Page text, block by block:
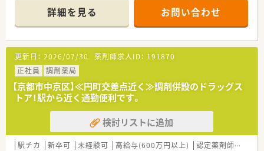
■研修制度は様々なプランがあり、集合研修だけでなく任意で受
講可能な研修も幅広く用意されています
■店舗で活躍する従業員、社外で活躍する従業員、将来経営幹部
となる従業員など、薬剤師として様々な活躍ができるフィールド
を用意されています
■総合薬剤師・調剤薬剤師（土日休み・19時までの勤務）どちらか
の働き方を選択できます
■調剤併設型だけでなく「医療モール・クリニック併設店舗」「敷
地内薬局」「訪問調剤特化型店舗」など様々な店舗を運営してい
ます
■在宅医療にも積極的取り組んでおり「訪問調剤特化型店舗」を
50店舗以上、無菌調剤室は業界最多の51店舗設置しています
■「プラチナくるみん認定企業」「健康経営優良法人2023（大規模
法人部門）認定」等を取得し一人ひとりが働きやすい環境が整備
詳細を見る お問い合わせ
更新日： 2026/07/30 薬剤師求人ID： 191870
正社員
調剤薬局
【京都市中京区】≪円町交差点近く≫調剤併設のドラッグス
トア！駅から近く通勤便利です。
検討リストに追加
駅チカ 新卒可 未経験可 高給与(600万円以上) 認定薬剤師取得支援あり